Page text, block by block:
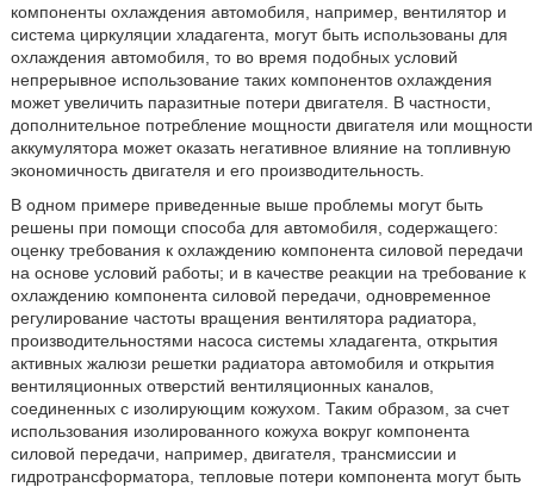
компоненты охлаждения автомобиля, например, вентилятор и
система циркуляции хладагента, могут быть использованы для
охлаждения автомобиля, то во время подобных условий
непрерывное использование таких компонентов охлаждения
может увеличить паразитные потери двигателя. В частности,
дополнительное потребление мощности двигателя или мощности
аккумулятора может оказать негативное влияние на топливную
экономичность двигателя и его производительность.
В одном примере приведенные выше проблемы могут быть
решены при помощи способа для автомобиля, содержащего:
оценку требования к охлаждению компонента силовой передачи
на основе условий работы; и в качестве реакции на требование к
охлаждению компонента силовой передачи, одновременное
регулирование частоты вращения вентилятора радиатора,
производительностями насоса системы хладагента, открытия
активных жалюзи решетки радиатора автомобиля и открытия
вентиляционных отверстий вентиляционных каналов,
соединенных с изолирующим кожухом. Таким образом, за счет
использования изолированного кожуха вокруг компонента
силовой передачи, например, двигателя, трансмиссии и
гидротрансформатора, тепловые потери компонента могут быть